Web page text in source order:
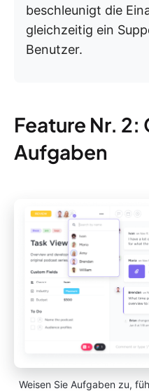
beschleunigt die
gleichzeitig ein
Benutzer.
Feature Nr.
Aufgaben
Weisen Sie Aufgaben zu,